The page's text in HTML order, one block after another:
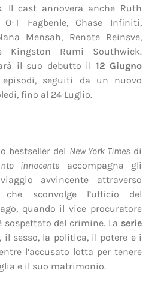
Il cast annovera anche Ruth
T Fagbenle, Chase Infiniti,
Mensah, Renate Reinsve,
Kingston Rumi Southwick.
il suo debutto il 12 Giugno
seguiti da un nuovo
fino al 24 Luglio.
bestseller del New York Times di
innocente accompagna gli
avvincente attraverso
che sconvolge l’ufficio del
quando il vice procuratore
sospettato del crimine. La serie
il sesso, la politica, il potere e i
l’accusato lotta per tenere
e il suo matrimonio.